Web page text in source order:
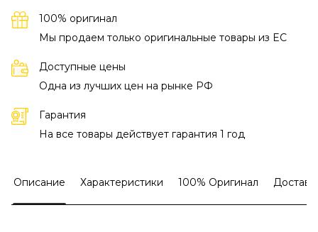
100% оригинал
Мы продаем только оригинальные товары из EC
Доступные цены
Одна из лучших цен на рынке РФ
Гарантия
На все товары действует гарантия 1 год
Описание Характеристики 100% Оригинал